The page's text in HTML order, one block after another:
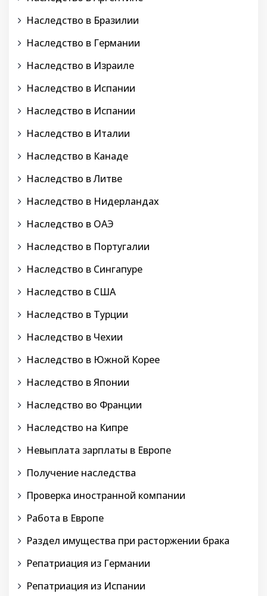
Наследство в Бразилии
Наследство в Германии
Наследство в Израиле
Наследство в Испании
Наследство в Испании
Наследство в Италии
Наследство в Канаде
Наследство в Литве
Наследство в Нидерландах
Наследство в ОАЭ
Наследство в Португалии
Наследство в Сингапуре
Наследство в США
Наследство в Турции
Наследство в Чехии
Наследство в Южной Корее
Наследство в Японии
Наследство во Франции
Наследство на Кипре
Невыплата зарплаты в Европе
Получение наследства
Проверка иностранной компании
Работа в Европе
Раздел имущества при расторжении брака
Репатриация из Германии
Репатриация из Испании